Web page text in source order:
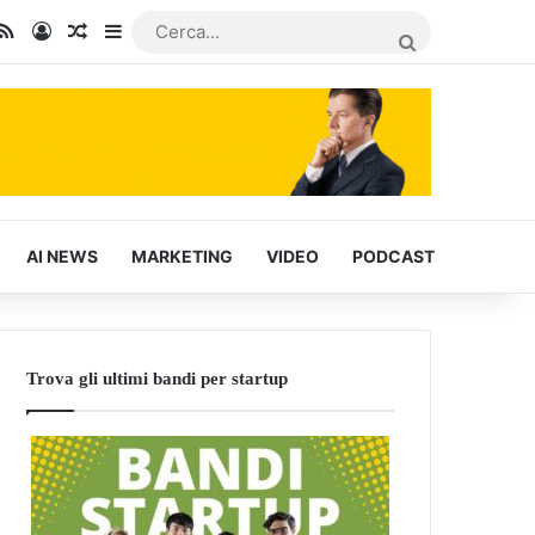
Tube
RSSAccediArticoli Casuali
Barra laterale
AI NEWS MARKETING VIDEO PODCAST
Trova gli ultimi bandi per startup